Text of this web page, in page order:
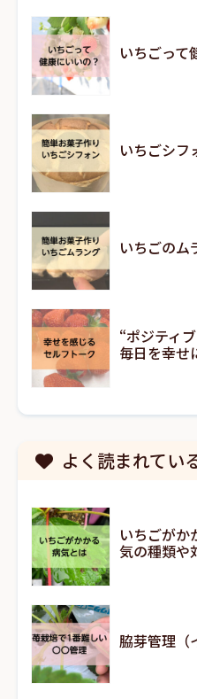
いちごって
いちごシフ
いちごの
“ポジティ
毎日を幸せ
よく読まれてい
いちごがか
気の種類や
脇芽管理（